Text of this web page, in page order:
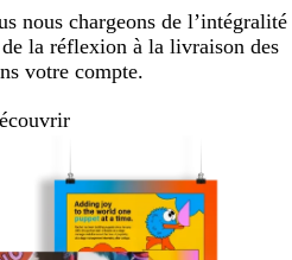
nous chargeons de l’intégralité
la réflexion à la livraison des
votre compte.